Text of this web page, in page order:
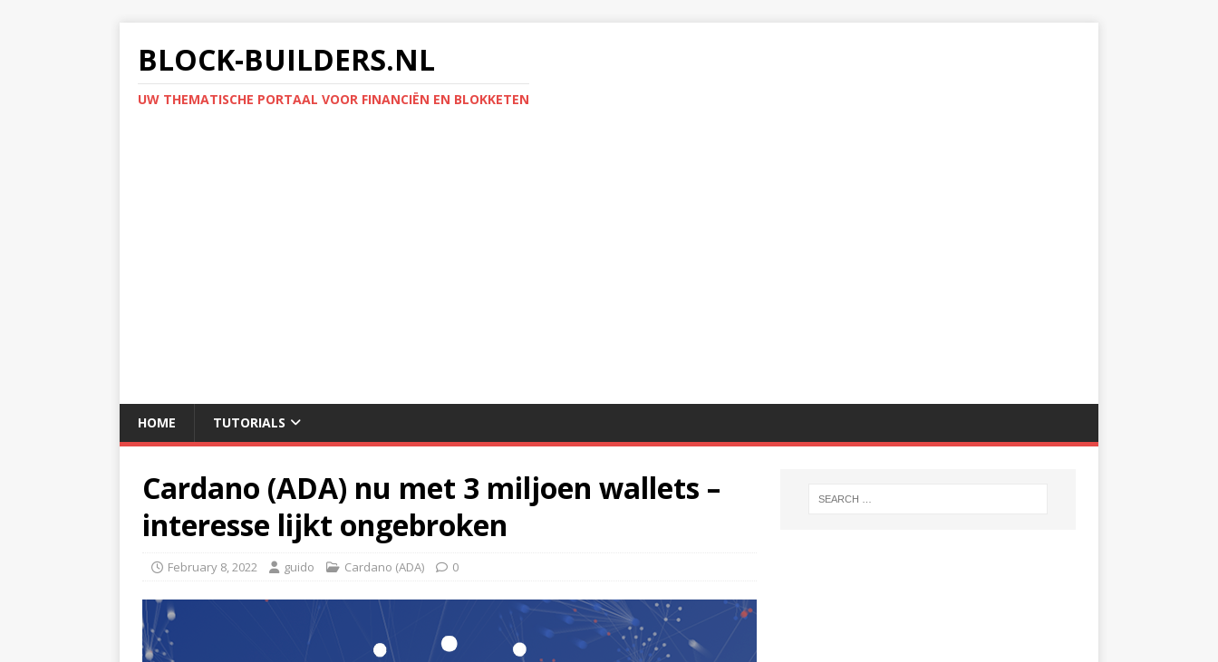
BLOCK-BUILDERS.NL
UW THEMATISCHE PORTAAL VOOR FINANCIËN EN BLOKKETEN
HOME TUTORIALS
Cardano (ADA) nu met 3 miljoen wallets –
interesse lijkt ongebroken
February 8, 2022 guido Cardano (ADA) 0